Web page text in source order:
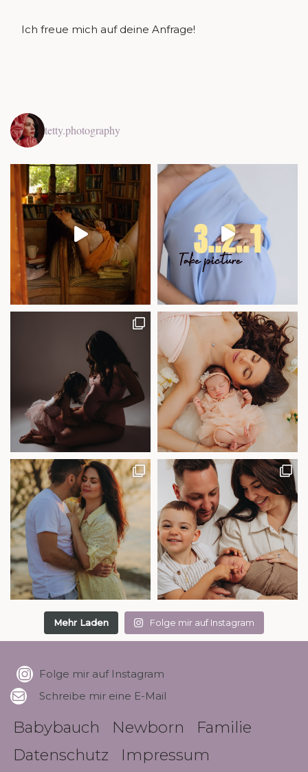
Ich freue mich auf deine Anfrage!
tetty.photography
Mehr Laden Folge mir auf Instagram
Folge mir auf Instagram
Schreibe mir eine E-Mail
Babybauch Newborn
Familie
Datenschutz
Impressum